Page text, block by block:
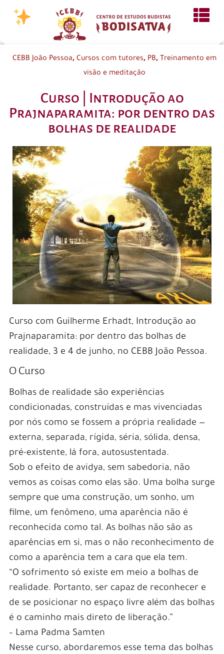
CEBB João Pessoa, Cursos com tutores, PB, Treinamento em
visão e meditação
Curso | Introdução ao
Prajnaparamita: por dentro das
bolhas de realidade
Curso com Guilherme Erhadt, Introdução ao
Prajnaparamita: por dentro das bolhas de
realidade, 3 e 4 de junho, no CEBB João Pessoa.
O Curso
Bolhas de realidade são experiências
condicionadas, construídas e mas vivenciadas
por nós como se fossem a própria realidade —
externa, separada, rígida, séria, sólida, densa,
pré-existente, lá fora, autosustentada.
Sob o efeito de avidya, sem sabedoria, não
vemos as coisas como elas são. Uma bolha surge
sempre que uma construção, um sonho, um
filme, um fenômeno, uma aparência não é
reconhecida como tal. As bolhas não são as
aparências em si, mas o não reconhecimento de
como a aparência tem a cara que ela tem.
“O sofrimento só existe em meio a bolhas de
realidade. Portanto, ser capaz de reconhecer e
de se posicionar no espaço livre além das bolhas
é o caminho mais direto de liberação.”
– Lama Padma Samten
Nesse curso, abordaremos esse tema das bolhas